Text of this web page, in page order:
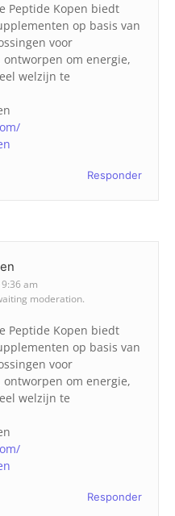
Peptide Kopen biedt
op basis van
voor
om energie,
welzijn te
Responder
am
moderation.
Peptide Kopen biedt
op basis van
voor
om energie,
welzijn te
Responder